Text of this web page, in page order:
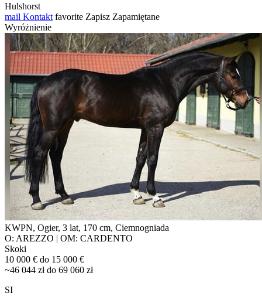
Hulshorst
mail Kontakt favorite Zapisz Zapamiętane
Wyróżnienie
KWPN, Ogier, 3 lat, 170 cm, Ciemnogniada
O: AREZZO | OM: CARDENTO
Skoki
10 000 € do 15 000 €
~46 044 zł do 69 060 zł
SI